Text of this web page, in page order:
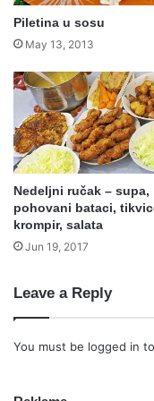
Piletina u sosu
May 13, 2013
Nedeljni ručak – supa,
pohovani bataci,
krompir, salata
Jun 19, 2017
Leave a Reply
You must be logged in